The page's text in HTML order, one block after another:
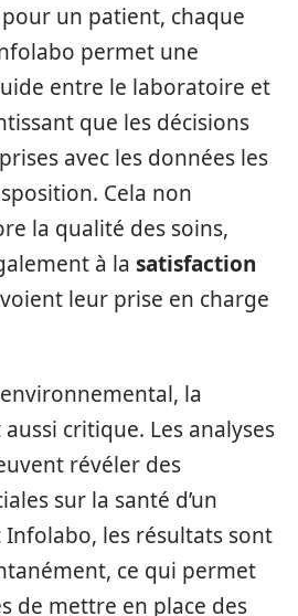
un patient, chaque
permet une
entre le laboratoire et
que les décisions
avec les données les
Cela non
la qualité des soins,
à la satisfaction
leur prise en charge
la
critique. Les analyses
révéler des
sur la santé d’un
Infolabo, les résultats sont
ce qui permet
de mettre en place des